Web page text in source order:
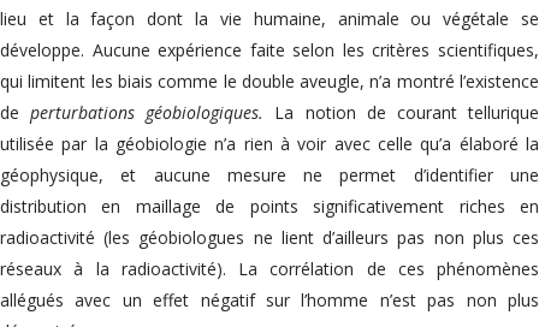
lieu et la façon dont la vie humaine, animale ou végétale se
développe. Aucune expérience faite selon les critères scientifiques,
qui limitent les biais comme le double aveugle, n’a montré l’existence
deperturbations géobiologiques.
La notion de courant tellurique
utilisée par la géobiologie n’a rien à voir avec celle qu’a élaboré la
géophysique, et aucune mesure ne permet d’identifier une
distribution en maillage de points significativement riches en
radioactivité (les géobiologues ne lient d’ailleurs pas non plus ces
réseaux à la radioactivité). La corrélation de ces phénomènes
allégués avec un effet négatif sur l’homme n’est pas non plus